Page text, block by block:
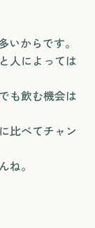
からです。
人によっては
も飲む機会は
比べてチャン
ね。